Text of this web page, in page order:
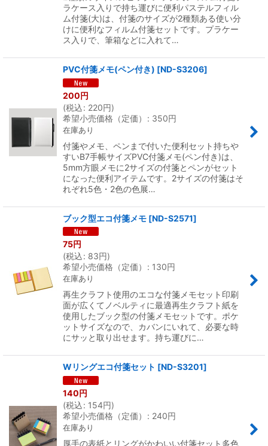
ラケース入りで持ち運びに便利パステルフィル
ム付箋(大)は、付箋のサイズが2種類ある使い分
けに便利なフィルム付箋セットです。プラケー
ス入りで、筆箱などに入れて…
PVC付箋メモ(ペン付き) [ND-S3206]
200円
(税込: 220円)
希望小売価格（定価）
: 350円
在庫あり
付箋やメモ、ペンまで付いた便利セット持ちや
すいB7手帳サイズPVC付箋メモ(ペン付き)は、
5mm方眼メモに2サイズの付箋とペンがセット
になった便利アイテムです。2サイズの付箋はそ
れぞれ5色・2色の色展…
ブック型エコ付箋メモ [ND-S2571]
75円
(税込: 83円)
希望小売価格（定価）
: 130円
在庫あり
再生クラフト使用のエコな付箋メモセット印刷
面が広くてノベルティに最適再生クラフト紙を
使用したブック型の付箋メモセットです。ポケ
ットサイズなので、カバンにいれて、必要な時
にサッと取り出せます。持ち運びに…
Wリングエコ付箋セット [ND-S3201]
140円
(税込: 154円)
希望小売価格（定価）
: 240円
在庫あり
厚手の表紙とリングがかわいい付箋セット多色